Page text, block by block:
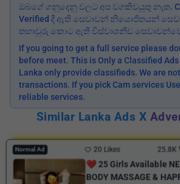
ඔබගේ ගනුදෙනු වලට අප වගකිවයුතු නැත.
Verified දී ඇති සෙවාවන් නියොජිතයන්
තහාවුරු කොට ඇති විස්වාශනීව
If you going to get a full service please
before meet. This is Only a Classified
Lanka only provide classifieds. We are
transactions. If you pick Cam services Use
reliable services.
Similar Lanka Ads X
Normal Ad 20 Likes 25.8K
❤️ 25 Girls Available
BODY MASSAGE &